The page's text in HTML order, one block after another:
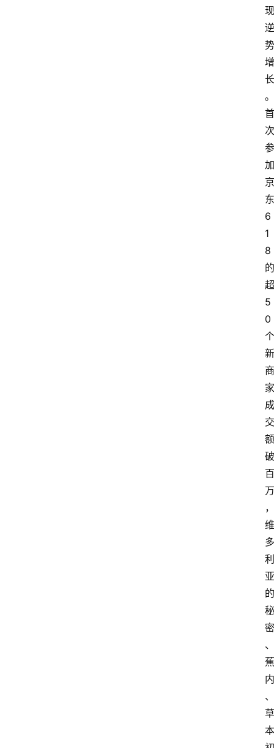
现
逆
势
增
长
。
首
次
参
加
京
东
6
1
8
的
超
5
0
个
新
商
家
成
交
额
破
百
万
，
维
多
利
亚
的
秘
密
、
蕉
内
、
草
本